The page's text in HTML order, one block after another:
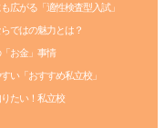
広がる「適性検査型入試」
ではの魅力とは？
お金」事情
い「おすすめ私立校」
たい！私立校